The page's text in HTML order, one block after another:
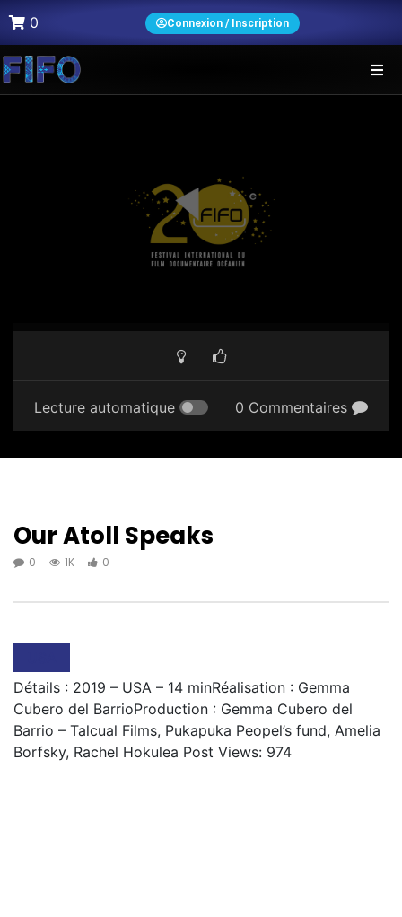
0 Connexion / Inscription
Lecture automatique 0 Commentaires
Our Atoll Speaks
0 1K 0
Détails : 2019 – USA – 14 minRéalisation : Gemma
Cubero del BarrioProduction : Gemma Cubero del
Barrio – Talcual Films, Pukapuka Peopel’s fund, Amelia
Borfsky, Rachel Hokulea Post Views: 974